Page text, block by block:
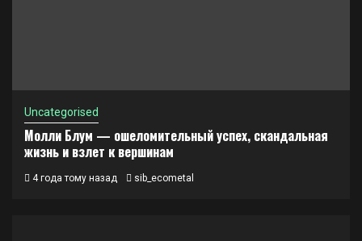
Uncategorised
Молли Блум — ошеломительный успех, скандальная
жизнь и взлет к вершинам
4 года тому назад sib_ecometal